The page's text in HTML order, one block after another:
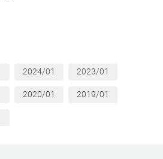
2024/01 2023/01
2020/01 2019/01